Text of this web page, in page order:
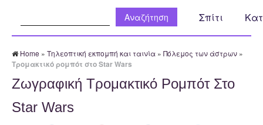
Σπίτι
Home » Τηλεοπτική εκπομπή και ταινία » Πόλεμος των άστρων »
Τρομακτικό ρομπότ στο Star Wars
Ζωγραφική Τρομακτικό Ρομπότ Στο
Star Wars